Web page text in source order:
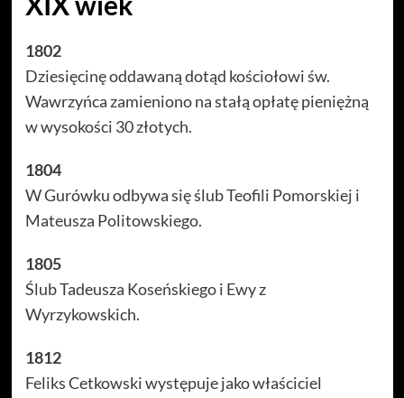
1802
Dziesięcinę oddawaną dotąd kościołowi św.
Wawrzyńca zamieniono na stałą opłatę pieniężną
w wysokości 30 złotych.
1804
W Gurówku odbywa się ślub Teofili Pomorskiej i
Mateusza Politowskiego.
1805
Ślub Tadeusza Koseńskiego i Ewy z
Wyrzykowskich.
1812
Feliks Cetkowski występuje jako właściciel